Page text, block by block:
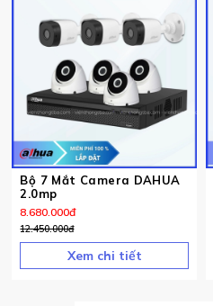
Bộ 7 Mắt Camera DAHUA
2.0mp
8.680.000đ
12.450.000đ
Xem chi tiết